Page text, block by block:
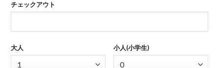
チェックアウト
大人 小人(小学生)